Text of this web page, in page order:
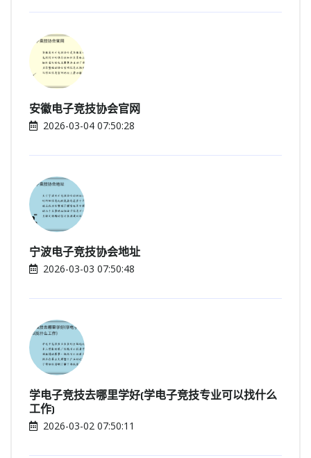
安徽电子竞技协会官网
2026-03-04 07:50:28
宁波电子竞技协会地址
2026-03-03 07:50:48
学电子竞技去哪里学好(学电子竞技专业可以找什么
工作)
2026-03-02 07:50:11